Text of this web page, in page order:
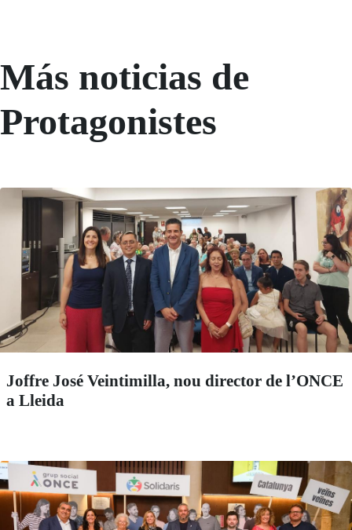
Más noticias de
Protagonistes
Joffre José Veintimilla, nou director de l’ONCE
a Lleida